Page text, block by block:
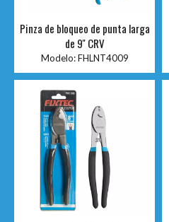
Pinza de bloqueo de punta larga
de 9'' CRV
Modelo: FHLNT4009